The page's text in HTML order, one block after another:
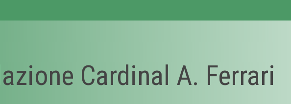
Cardinal A. Ferrari